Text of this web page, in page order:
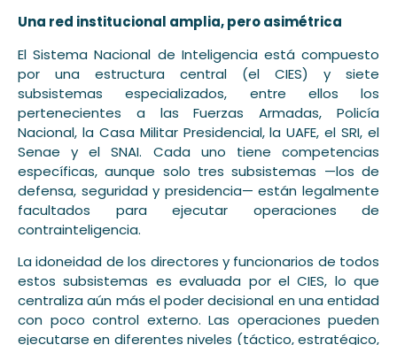
Una red institucional amplia, pero asimétrica
El Sistema Nacional de Inteligencia está compuesto
por una estructura central (el CIES) y siete
subsistemas especializados, entre ellos los
pertenecientes a las Fuerzas Armadas, Policía
Nacional, la Casa Militar Presidencial, la UAFE, el SRI, el
Senae y el SNAI. Cada uno tiene competencias
específicas, aunque solo tres subsistemas —los de
defensa, seguridad y presidencia— están legalmente
facultados para ejecutar operaciones de
contrainteligencia.
La idoneidad de los directores y funcionarios de todos
estos subsistemas es evaluada por el CIES, lo que
centraliza aún más el poder decisional en una entidad
con poco control externo. Las operaciones pueden
ejecutarse en diferentes niveles (táctico, estratégico,